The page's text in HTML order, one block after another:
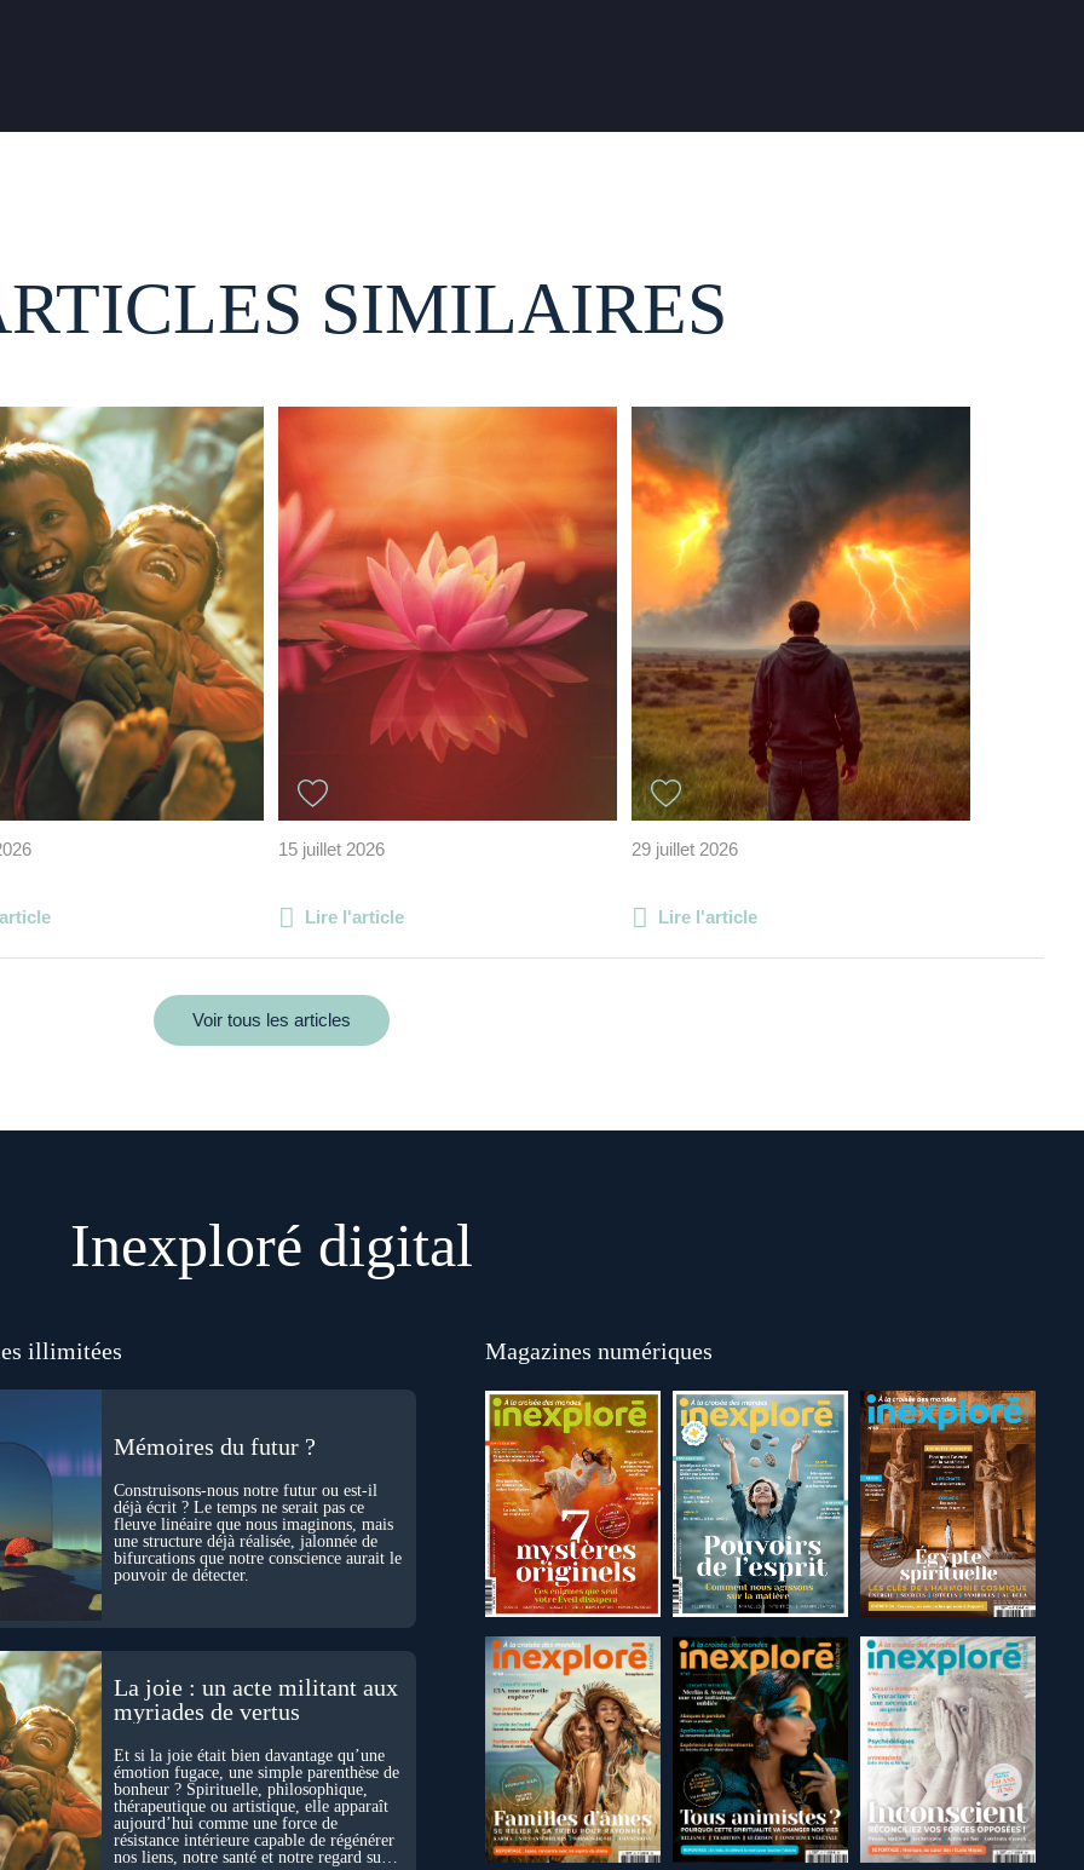
SIMILAIRES
15 juillet 2026
Lire l'article
29 juillet 2026
Lire l'article
Voir tous les articles
Inexploré digital
illimitées
Mémoires du futur ?
Construisons-nous notre futur ou est-il
déjà écrit ? Le temps ne serait pas ce
fleuve linéaire que nous imaginons, mais
une structure déjà réalisée, jalonnée de
bifurcations que notre conscience aurait le
pouvoir de détecter.
La joie : un acte militant aux
myriades de vertus
Et si la joie était bien davantage qu’une
émotion fugace, une simple parenthèse de
bonheur ? Spirituelle, philosophique,
thérapeutique ou artistique, elle apparaît
aujourd’hui comme une force de
résistance intérieure capable de régénérer
nos liens, notre santé et notre regard sur
Magazines numériques